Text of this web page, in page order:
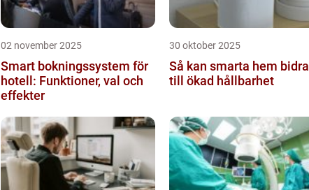
02 november 2025
Smart bokningssystem för
hotell: Funktioner, val och
effekter
30 oktober 2025
Så kan smarta hem bidra
till ökad hållbarhet